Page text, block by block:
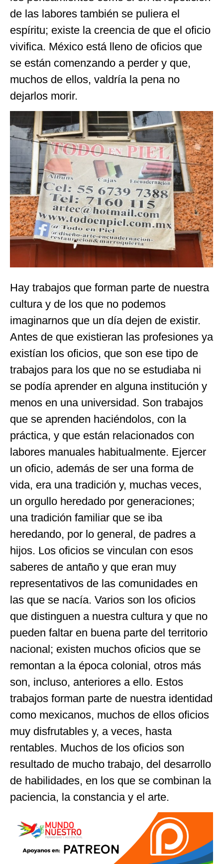
de las labores también se puliera el
espíritu; existe la creencia de que el oficio
vivifica. México está lleno de oficios que
se están comenzando a perder y que,
muchos de ellos, valdría la pena no
dejarlos morir.
Hay trabajos que forman parte de nuestra
cultura y de los que no podemos
imaginarnos que un día dejen de existir.
Antes de que existieran las profesiones ya
existían los oficios, que son ese tipo de
trabajos para los que no se estudiaba ni
se podía aprender en alguna institución y
menos en una universidad. Son trabajos
que se aprenden haciéndolos, con la
práctica, y que están relacionados con
labores manuales habitualmente. Ejercer
un oficio, además de ser una forma de
vida, era una tradición y, muchas veces,
un orgullo heredado por generaciones;
una tradición familiar que se iba
heredando, por lo general, de padres a
hijos. Los oficios se vinculan con esos
saberes de antaño y que eran muy
representativos de las comunidades en
las que se nacía. Varios son los oficios
que distinguen a nuestra cultura y que no
pueden faltar en buena parte del territorio
nacional; existen muchos oficios que se
remontan a la época colonial, otros más
son, incluso, anteriores a ello. Estos
trabajos forman parte de nuestra identidad
como mexicanos, muchos de ellos oficios
muy disfrutables y, a veces, hasta
rentables. Muchos de los oficios son
resultado de mucho trabajo, del desarrollo
de habilidades, en los que se combinan la
paciencia, la constancia y el arte.